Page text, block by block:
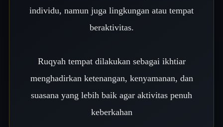
individu, namun juga lingkungan atau tempat
beraktivitas.
Ruqyah tempat dilakukan sebagai ikhtiar
menghadirkan ketenangan, kenyamanan, dan
suasana yang lebih baik agar aktivitas penuh
keberkahan